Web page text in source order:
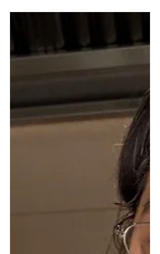
Prima House , Στρόβολος, Λευκωσία (Τ
τελευταία πέντε, έχουν εντάξει στο
μενού τους και το αντικριστό, κάτι που
συνέβαλε σημαντικά στο να γίνει
Τρίτη, Τετάρτη και Πέμπτη (υπάρχει και
μουσική) και φτάνει στο τραπέζι σε
ξύλινη επιφάνεια. Πραγματικά είναι
εξαιρετικό. Πεντανόστιμες και οι
πατάτες με το φύλλο. Eίναι ο βασικός
λόγος που θα επιστρέψω ξανά και ξανά.